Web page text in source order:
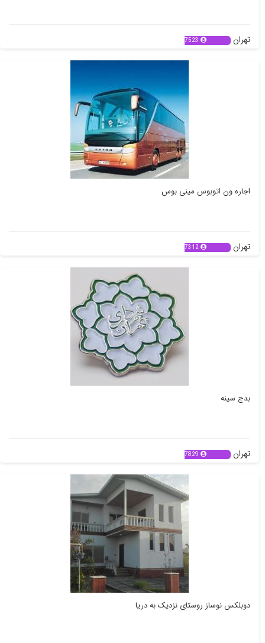
تهران 7523
اجاره ون اتوبوس مینی بوس
تهران 7312
بدج سینه
تهران 7829
دوبلکس نوساز روستای نزدیک به دریا